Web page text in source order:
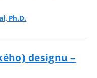
Ph.D.
designu –